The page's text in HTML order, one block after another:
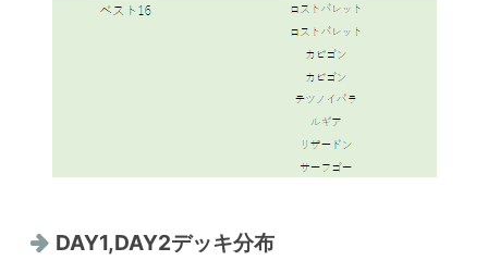
DAY1,DAY2デッキ分布